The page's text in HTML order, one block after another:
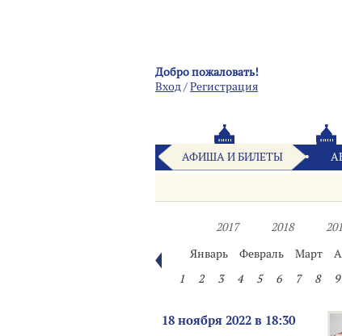
Добро пожаловать!
Вход/Pегистрация
АФИША И БИЛЕТЫ
2017 2018
Январь
Февраль Март
1
2 3 4 5 6 7 8 9
18 ноября 2022 в 18:30